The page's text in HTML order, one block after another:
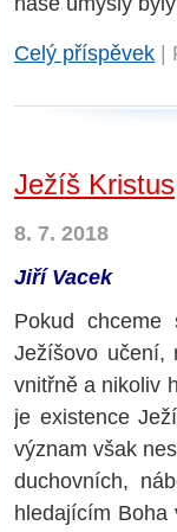
Celý příspěvek
Ježíš Kristus
8. 7. 2018
Jiří Vacek
Pokud
Ježíšovo učení,
vnitřně a nikoliv
je existence
význam však
duchovních,
hledajícím